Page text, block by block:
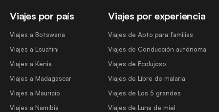
Viajes por país
Viajes a Botswana
Viajes a Esuatini
Viajes a Kenia
Viajes a Madagascar
Viajes a Mauricio
Viajes a Namibia
Viajes por experiencia
Viajes de Apto para familias
Viajes de Conducción autónoma
Viajes de Ecolujoso
Viajes de Libre de malaria
Viajes de Los 5 grandes
Viajes de Luna de miel